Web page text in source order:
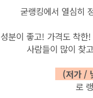
굳랭킹에서 열심히
성분이 좋고! 가격도 착한
사람들이 많이 찾
(저가 /
로